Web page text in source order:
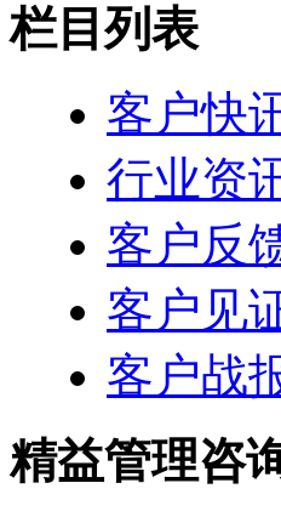
栏目列表
客户快
行业资
客户反
客户见
客户战
精益管理咨